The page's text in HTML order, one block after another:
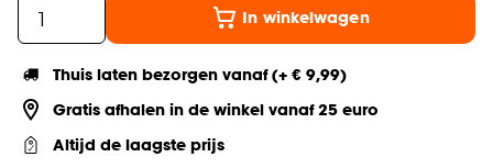
In winkelwagen
Thuis laten bezorgen vanaf (+ € 9,99)
Gratis afhalen in de winkel vanaf 25 euro
Altijd de laagste prijs